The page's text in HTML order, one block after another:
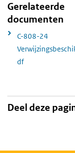
Gerelateerde
documenten
C-808-24
df
Deel deze